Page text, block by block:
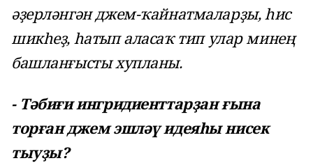
әҙерләнгән джем-ҡайнатмаларҙы, һис
шикһеҙ, һатып аласаҡ тип улар минең
башланғысты хупланы.
- Тәбиғи ингридиенттарҙан ғына
торған джем эшләү идеяһы нисек
тыуҙы?